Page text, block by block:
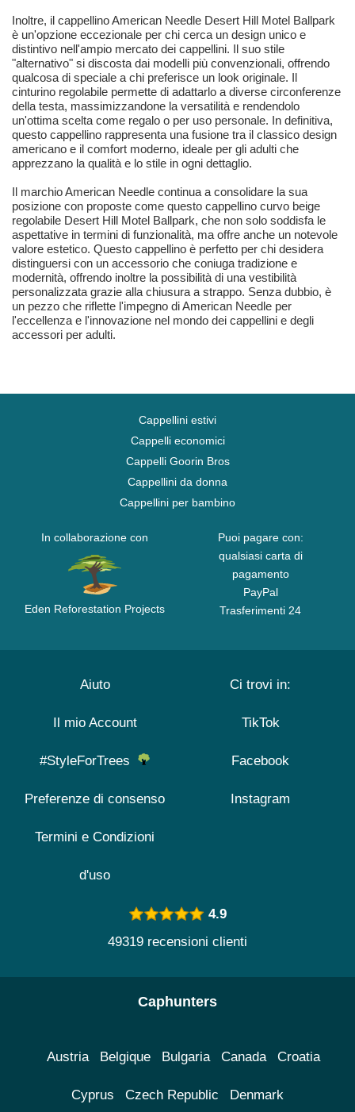
Inoltre, il cappellino American Needle Desert Hill Motel Ballpark
è un'opzione eccezionale per chi cerca un design unico e
distintivo nell'ampio mercato dei cappellini. Il suo stile
"alternativo" si discosta dai modelli più convenzionali, offrendo
qualcosa di speciale a chi preferisce un look originale. Il
cinturino regolabile permette di adattarlo a diverse circonferenze
della testa, massimizzandone la versatilità e rendendolo
un'ottima scelta come regalo o per uso personale. In definitiva,
questo cappellino rappresenta una fusione tra il classico design
americano e il comfort moderno, ideale per gli adulti che
apprezzano la qualità e lo stile in ogni dettaglio.
Il marchio American Needle continua a consolidare la sua
posizione con proposte come questo cappellino curvo beige
regolabile Desert Hill Motel Ballpark, che non solo soddisfa le
aspettative in termini di funzionalità, ma offre anche un notevole
valore estetico. Questo cappellino è perfetto per chi desidera
distinguersi con un accessorio che coniuga tradizione e
modernità, offrendo inoltre la possibilità di una vestibilità
personalizzata grazie alla chiusura a strappo. Senza dubbio, è
un pezzo che riflette l'impegno di American Needle per
l'eccellenza e l'innovazione nel mondo dei cappellini e degli
accessori per adulti.
Cappellini estivi
Cappelli economici
Cappelli Goorin Bros
Cappellini da donna
Cappellini per bambino
In collaborazione con
Eden Reforestation Projects
Puoi pagare con:
qualsiasi carta di
pagamento
PayPal
Trasferimenti 24
Aiuto
Il mio Account
#StyleForTrees
Preferenze di consenso
Termini e Condizioni
d'uso
Ci trovi in:
TikTok
Facebook
Instagram
4.9
49319 recensioni clienti
Caphunters
Austria Belgique Bulgaria Canada Croatia
Cyprus Czech Republic Denmark